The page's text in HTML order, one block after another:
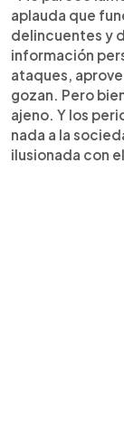
aplauda que
delincuentes y
información
ataques,
gozan. Pero
ajeno. Y los
nada a la
ilusionada con